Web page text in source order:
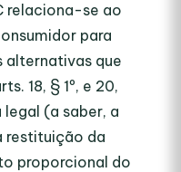
relaciona-se ao
para
alternativas que
18, § 1º, e 20,
(a saber, a
restituição da
proporcional do